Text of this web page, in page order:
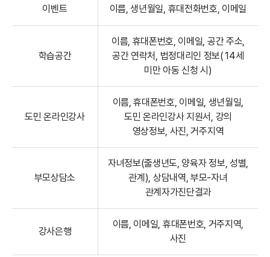
이벤트 이름, 생년월일, 휴대전화번호, 이메일
학습공간
이름, 휴대폰번호, 이메일, 공간 주소,
공간 연락처, 법정대리인 정보(14세
미만 아동 신청 시)
도민 온라인강사
이름, 휴대폰번호, 이메일, 생년월일,
도민 온라인강사 지원서, 강의
영상정보, 사진, 거주지역
부모상담소
자녀정보(출생년도, 양육자 정보, 성별,
관계), 상담내역, 부모-자녀
관계자가진단결과
강사은행
이름, 이메일, 휴대폰번호, 거주지역,
사진